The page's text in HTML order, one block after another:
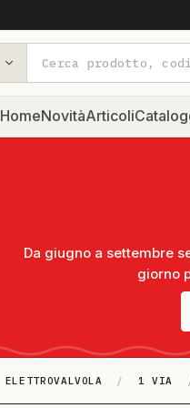
HomeNovitàArticoli
Da giugno a settembre
giorno
ELETTROVALVOLA / 1 VIA